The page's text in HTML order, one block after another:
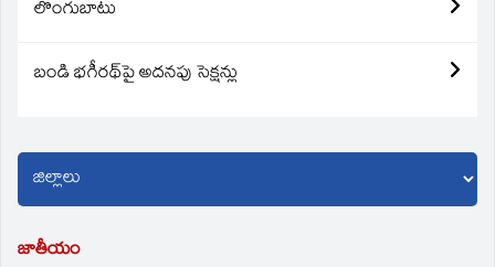
లొంగుబాటు
బండి భగీరథ్‌పై అదనపు సెక్షన్లు
జాతీయం